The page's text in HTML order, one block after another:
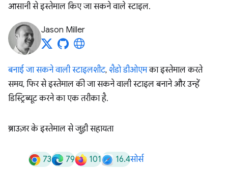
आसानी से इस्तेमाल किए जा सकने वाले स्टाइल.
Jason Miller
बनाई जा सकने वाली स्टाइलशीट, शैडो डीओएमका इस्तेमाल करते
समय, फिर से इस्तेमाल की जा सकने वाली स्टाइल बनाने और उन्हें
डिस्ट्रिब्यूट करने का एक तरीका है.
ब्राउज़र के इस्तेमाल से जुड़ी सहायता
73 79 101 16.4सोर्स